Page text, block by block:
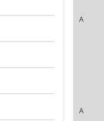
A
A